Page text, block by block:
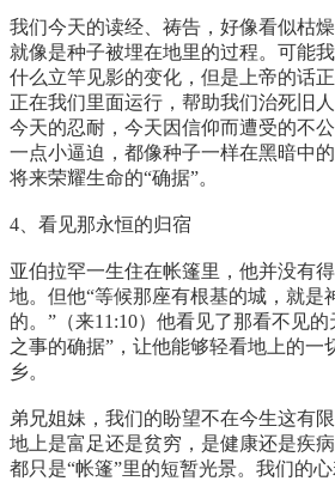
我们今天的读经、祷告，好像看似枯
就像是种子被埋在地里的过程。可能
什么立竿见影的变化，但是上帝的话
正在我们里面运行，帮助我们治死旧
今天的忍耐，今天因信仰而遭受的不
一点小逼迫，都像种子一样在黑暗中
将来荣耀生命的“确据”。
4、看见那永恒的归宿
亚伯拉罕一生住在帐篷里，他并没有
地。但他“等候那座有根基的城，就是
的。”（来11:10）他看见了那看不见
之事的确据”，让他能够轻看地上的一
乡。
弟兄姐妹，我们的盼望不在今生这有
地上是富足还是贫穷，是健康还是疾
都只是“帐篷”里的短暂光景。我们的